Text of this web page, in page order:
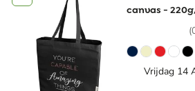
canvas - 220g/m² - 38 x
lange
Vrijdag 14